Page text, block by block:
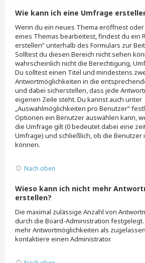
Wie kann ich eine Umfrage
Wenn du ein neues Thema eröffnest
eines Themas bearbeitest, findest du ein
erstellen“ unterhalb des Formulars zur
Solltest du diesen Bereich nicht sehen
wahrscheinlich nicht die Berechtigung,
Du solltest einen Titel und mindestens
Antwortmöglichkeiten in die
und dabei sicherstellen, dass jede
eigenen Zeile steht. Du kannst auch unter
„Auswahlmöglichkeiten pro Benutzer“
Optionen ein Benutzer auswählen kann,
die Umfrage gilt (0 bedeutet dabei eine
Umfrage) und schließlich, ob die Benutzer
können.
Nach oben
Wieso kann ich nicht mehr
erstellen?
Die maximal zulässige Anzahl von
durch die Board-Administration
mehr Antwortmöglichkeiten als
kontaktiere einen Administrator.